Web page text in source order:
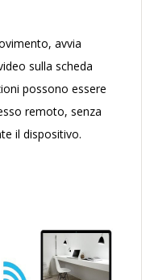
avvia
sulla scheda
possono essere
remoto, senza
il dispositivo.